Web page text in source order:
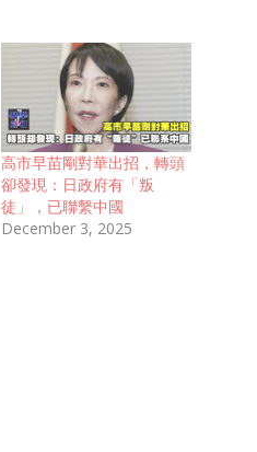
高市早苗剛對華出招，轉頭
卻發現：日政府有「叛
徒」，已聯繫中國
December 3, 2025